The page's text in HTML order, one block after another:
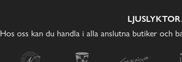
Hos oss kan du handla i alla anslutna butiker och